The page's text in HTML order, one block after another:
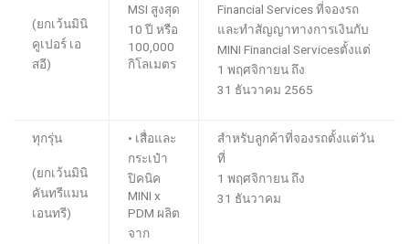
(ยกเว้นมินิ
คูเปอร์ เอ
สอี)
MSI สูงสุด
10 ปี หรือ
100,000
กิโลเมตร
Financial Servicesที่จองรถ
และทำสัญญาทางการเงินกับ
MINI Financial Servicesตั้งแต่
1 พฤศจิกายน ถึง
31 ธันวาคม 2565
ทุกรุ่น
(ยกเว้นมินิ
คันทรีแมน
เอนทรี)
• เสื่อและ
กระเป๋า
ปิคนิค
MINI x
PDM ผลิต
จาก
สำหรับลูกค้าที่จองรถตั้งแต่วัน
ที่
1 พฤศจิกายนถึง
31 ธันวาคม